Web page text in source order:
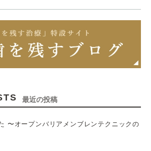
最近の投稿
〜オープンバリアメンブレンテクニックの